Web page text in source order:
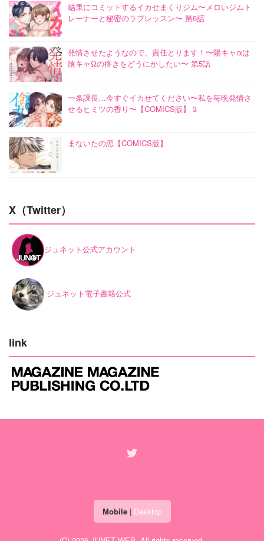
結果にコミットするイカせまくりジム〜メロいジムト
レーナーと秘密のラブレッスン〜 第6話
発情させたようなので、責任とります！〜陽キャαは
陰キャΩの疼きをどうにかしたい〜 第5話
一条課長…今すぐイカせてください〜私を毎晩発情さ
せるヒミツの香り〜【COMICS版】 3
まないたの恋【COMICS版】
X（Twitter）
ジュネット公式アカウント
ジュネット電子書籍公式
link
Mobile| Desktop